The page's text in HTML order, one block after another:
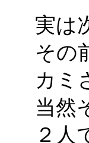
実は
その
カミ
当然
２人